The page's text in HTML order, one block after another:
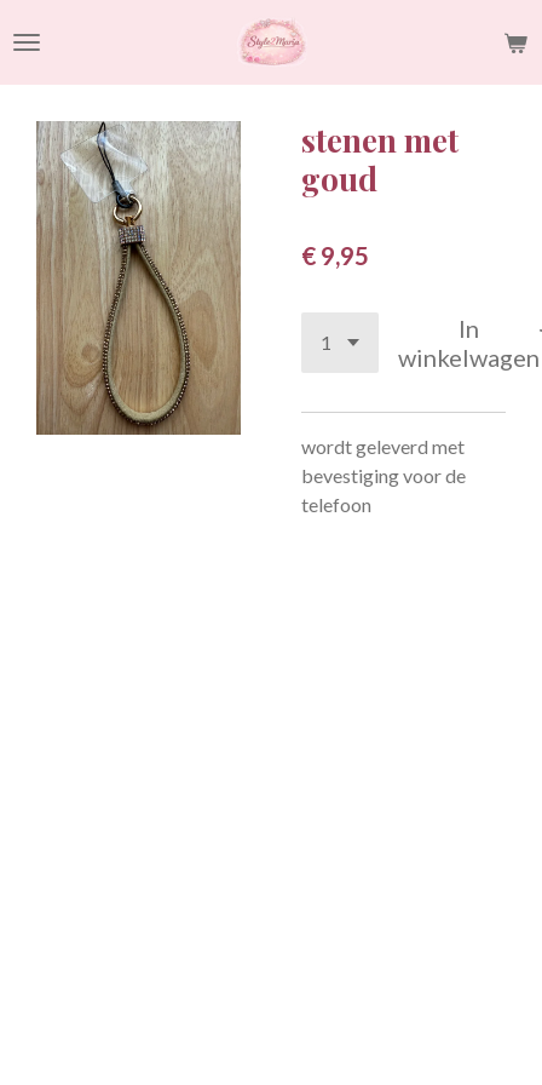
direct
naar
hoofdinhoud
stenen met
goud
€ 9,95
In
winkelwagen
wordt geleverd met
bevestiging voor de
telefoon